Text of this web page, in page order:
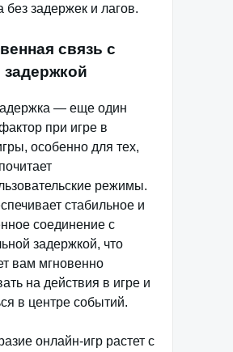
без задержек и лагов.
связь с
задержкой
— еще один
при игре в
особенно для тех,
режимы.
стабильное и
соединение с
задержкой, что
вам мгновенно
на действия в игре и
в центре событий.
онлайн-игр растет с